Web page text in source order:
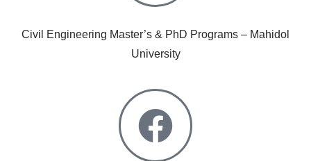
Civil Engineering Master’s & PhD Programs – Mahidol
University